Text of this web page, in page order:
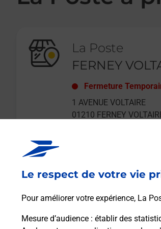
Le respect de votre vie
Pour améliorer votre expérience, La
Mesure d’audience : établir des
La Poste
FERNEY
Fermeture
1 AVENUE VOLTAIRE
01210 FERNEY
En savoir plus